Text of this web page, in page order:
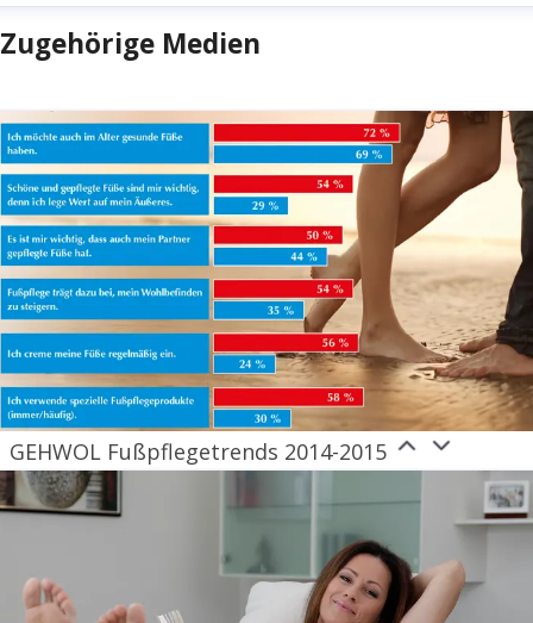
Zugehörige Medien
GEHWOL Fußpflegetrends 2014-2015